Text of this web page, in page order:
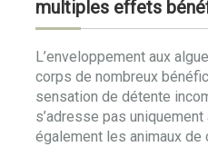
multiples effets
L’enveloppement aux
corps de nombreux
sensation de détente
s’adresse pas
également les animaux de